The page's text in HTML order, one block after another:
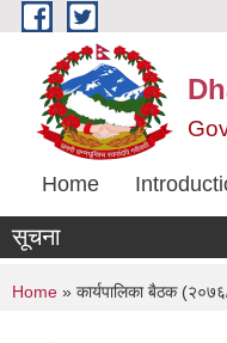
Skip to main content
Home
सूचना
You are here
Home » कार्यपालिका बैठक